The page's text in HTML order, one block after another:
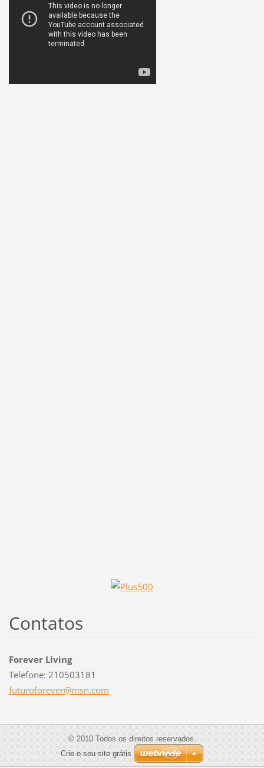
Contatos
Forever Living
Telefone: 210503181
futuroforever@msn.com
© 2010 Todos os direitos reservados.
Crie o seu site grátis